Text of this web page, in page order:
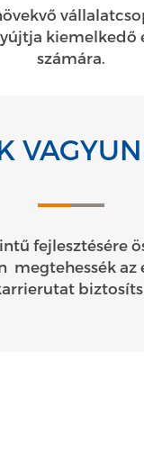
számára.